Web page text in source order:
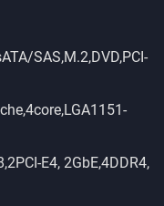
SAS,M.2,DVD,PCI-
E4, 2GbE,4DDR4,